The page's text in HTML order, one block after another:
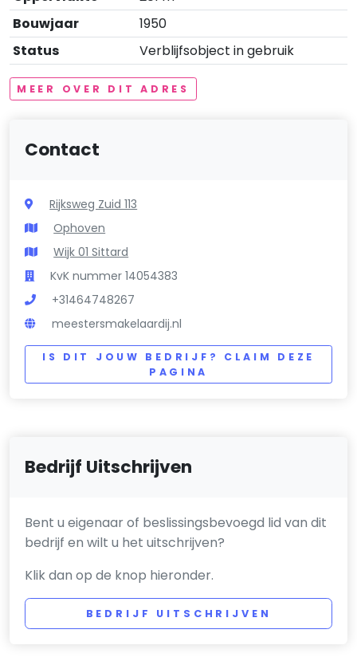
Bouwjaar
1950
Status
Verblijfsobject in gebruik
MEER OVER DIT ADRES
Contact
Rijksweg Zuid 113
Ophoven
Wijk 01 Sittard
KvK nummer 14054383
+31464748267
meestersmakelaardij.nl
IS DIT JOUW BEDRIJF? CLAIM DEZE
PAGINA
Bedrijf Uitschrijven
Bent u eigenaar of beslissingsbevoegd lid van dit
bedrijf en wilt u het uitschrijven?
Klik dan op de knop hieronder.
BEDRIJF UITSCHRIJVEN